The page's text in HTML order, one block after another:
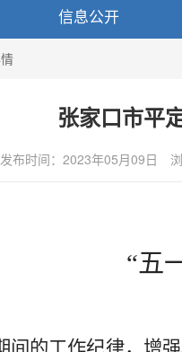
信息公开
张家口市平
发布时间：2023年05月09日
“五